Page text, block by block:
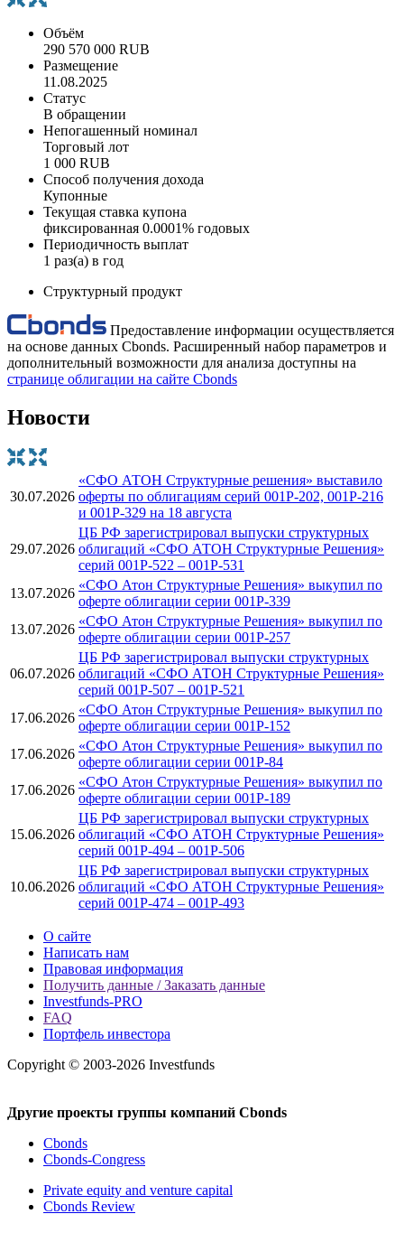
Объём
290 570 000 RUB
Размещение
11.08.2025
Статус
В обращении
Непогашенный номинал
Торговый лот
1 000 RUB
Способ получения дохода
Купонные
Текущая ставка купона
фиксированная 0.0001% годовых
Периодичность выплат
1 раз(а) в год
Структурный продукт
Предоставление информации осуществляется
на основе данных Cbonds. Расширенный набор параметров и
дополнительный возможности для анализа доступны на
странице облигации на сайте Cbonds
Новости
30.07.2026
«СФО АТОН Структурные решения» выставило
оферты по облигациям серий 001Р-202, 001Р-216
и 001Р-329 на 18 августа
29.07.2026
ЦБ РФ зарегистрировал выпуски структурных
облигаций «СФО АТОН Структурные Решения»
серий 001P-522 – 001P-531
13.07.2026
«СФО Атон Структурные Решения» выкупил по
оферте облигации серии 001Р-339
13.07.2026
«СФО Атон Структурные Решения» выкупил по
оферте облигации серии 001Р-257
06.07.2026
ЦБ РФ зарегистрировал выпуски структурных
облигаций «СФО АТОН Структурные Решения»
серий 001P-507 – 001P-521
17.06.2026
«СФО Атон Структурные Решения» выкупил по
оферте облигации серии 001Р-152
17.06.2026
«СФО Атон Структурные Решения» выкупил по
оферте облигации серии 001Р-84
17.06.2026
«СФО Атон Структурные Решения» выкупил по
оферте облигации серии 001Р-189
15.06.2026
ЦБ РФ зарегистрировал выпуски структурных
облигаций «СФО АТОН Структурные Решения»
серий 001Р-494 – 001P-506
10.06.2026
ЦБ РФ зарегистрировал выпуски структурных
облигаций «СФО АТОН Структурные Решения»
серий 001P-474 – 001P-493
О сайте
Написать нам
Правовая информация
Получить данные / Заказать данные
Investfunds-PRO
FAQ
Портфель инвестора
Copyright © 2003-2026 Investfunds
Другие проекты группы компаний Cbonds
Cbonds
Cbonds-Congress
Private equity and venture capital
Cbonds Review